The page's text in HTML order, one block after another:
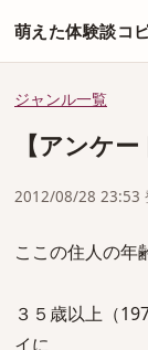
萌えた体験談コ
ジャンル一覧
【アンケ
2012/08/28 23:53
ここの住人の年
３５歳以上（
イに